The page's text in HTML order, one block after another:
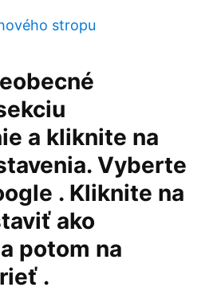
stropu
a kliknite na
Vyberte
. Kliknite na
ako
potom na
.